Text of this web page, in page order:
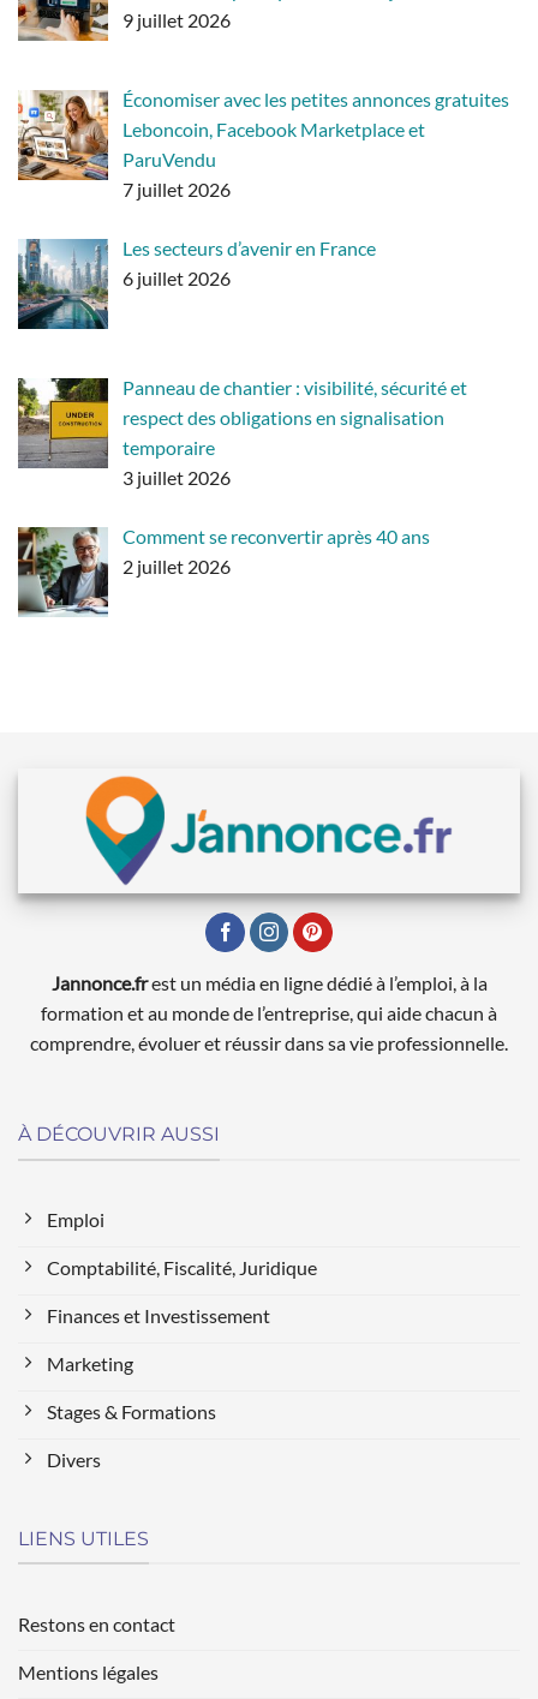
9 juillet 2026
Économiser avec les petites annonces gratuites
Leboncoin, Facebook Marketplace et
ParuVendu
7 juillet 2026
Les secteurs d’avenir en France
6 juillet 2026
Panneau de chantier : visibilité, sécurité et
respect des obligations en signalisation
temporaire
3 juillet 2026
Comment se reconvertir après 40 ans
2 juillet 2026
Jannonce.frest un média en ligne dédié à l’emploi, à la
formation et au monde de l’entreprise, qui aide chacun à
comprendre, évoluer et réussir dans sa vie professionnelle.
À DÉCOUVRIR AUSSI
Emploi
Comptabilité, Fiscalité, Juridique
Finances et Investissement
Marketing
Stages & Formations
Divers
LIENS UTILES
Restons en contact
Mentions légales